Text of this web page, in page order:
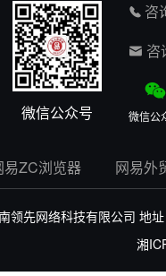
微信公众号
咨
咨
微信公
易ZC浏览器 网易外
领先网络科技有限公司 地
湘